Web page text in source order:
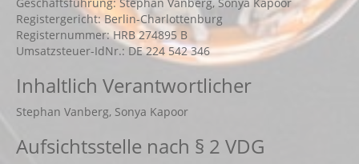
Registergericht: Berlin-Charlottenburg
Registernummer: HRB 274895 B
Umsatzsteuer-IdNr.: DE 224 542 346
Inhaltlich Verantwortlicher
Stephan Vanberg, Sonya Kapoor
Aufsichtsstelle nach § 2 VDG